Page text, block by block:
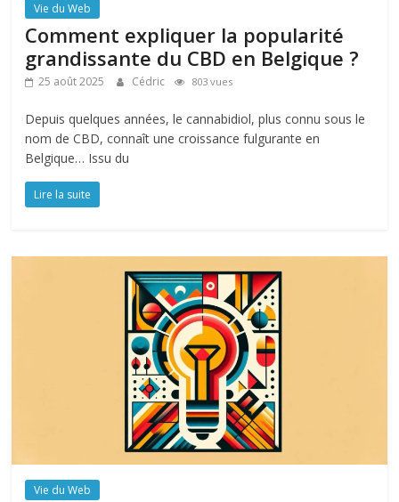
Vie du Web
Comment expliquer la popularité
grandissante du CBD en Belgique ?
25 août 2025 Cédric 803 vues
Depuis quelques années, le cannabidiol, plus connu sous le
nom de CBD, connaît une croissance fulgurante en
Belgique… Issu du
Lire la suite
Vie du Web